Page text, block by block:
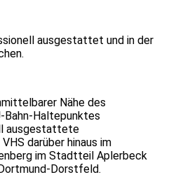
ausgestattet und in der
Nähe des
Bahn-Haltepunktes
ausgestattete
darüber hinaus im
im Stadtteil Aplerbeck
Dorstfeld.